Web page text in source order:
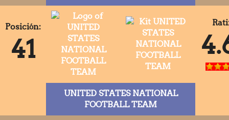
Posición:
41
UNITED STATES NATIONAL
FOOTBALL TEAM